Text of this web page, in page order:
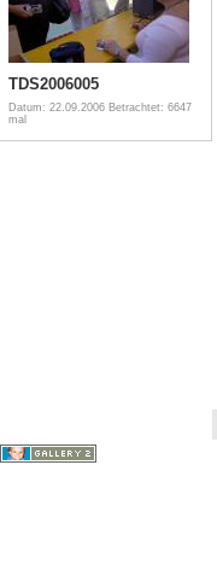
TDS2006005
Datum: 22.09.2006 Betrachtet: 6647
mal